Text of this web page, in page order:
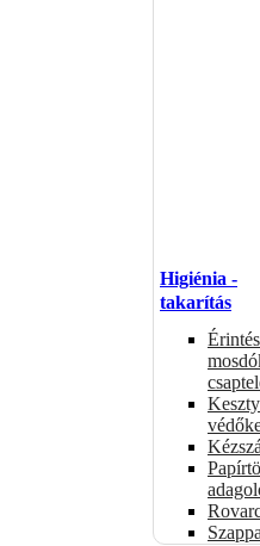
Higiénia -
takarítás